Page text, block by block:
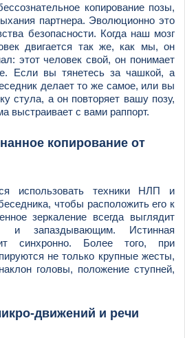
копирование позы,
партнера. Эволюционно это
безопасности. Когда наш мозг
двигается так же, как мы, он
этот человек свой, он понимает
Если вы тянетесь за чашкой, а
делает то же самое, или вы
стула, а он повторяет вашу позу,
выстраивает с вами раппорт.
копирование от
использовать техники НЛП и
чтобы расположить его к
зеркаление всегда выглядит
и запаздывающим. Истинная
синхронно. Более того, при
не только крупные жесты,
головы, положение ступней,
движений и речи